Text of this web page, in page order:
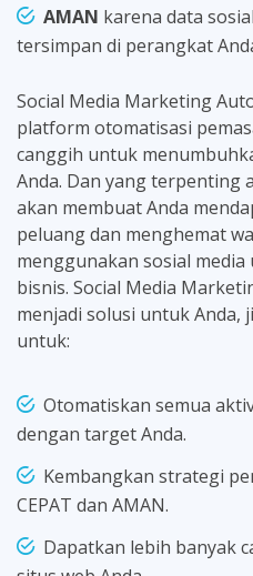
AMAN karena data
tersimpan di perangkat
Social Media Marketing
platform otomatisasi
canggih untuk
Anda. Dan yang terpenting
akan membuat Anda
peluang dan menghemat
menggunakan sosial
bisnis. Social Media
menjadi solusi untuk Anda,
untuk:
Otomatiskan semua
dengan target Anda.
Kembangkan strategi
CEPAT dan AMAN.
Dapatkan lebih banyak